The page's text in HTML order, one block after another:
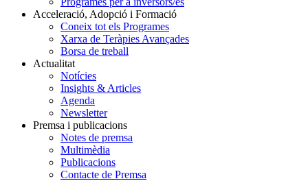
Acceleració, Adopció i Formació
Coneix tot els Programes
Xarxa de Teràpies Avançades
Borsa de treball
Actualitat
Notícies
Insights & Articles
Agenda
Newsletter
Premsa i publicacions
Notes de premsa
Multimèdia
Publicacions
Contacte de Premsa